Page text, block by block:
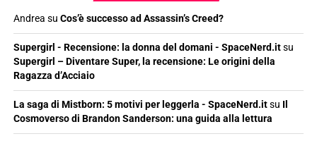
Andrea su Cos’è successo ad Assassin’s Creed?
Supergirl - Recensione: la donna del domani - SpaceNerd.itsu
Supergirl – Diventare Super, la recensione: Le origini della
Ragazza d’Acciaio
La saga di Mistborn: 5 motivi per leggerla - SpaceNerd.itsu Il
Cosmoverso di Brandon Sanderson: una guida alla lettura